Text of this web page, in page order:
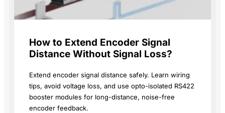
How to Extend Encoder Signal
Distance Without Signal Loss?
Extend encoder signal distance safely. Learn wiring
tips, avoid voltage loss, and use opto-isolated RS422
booster modules for long-distance, noise-free
encoder feedback.